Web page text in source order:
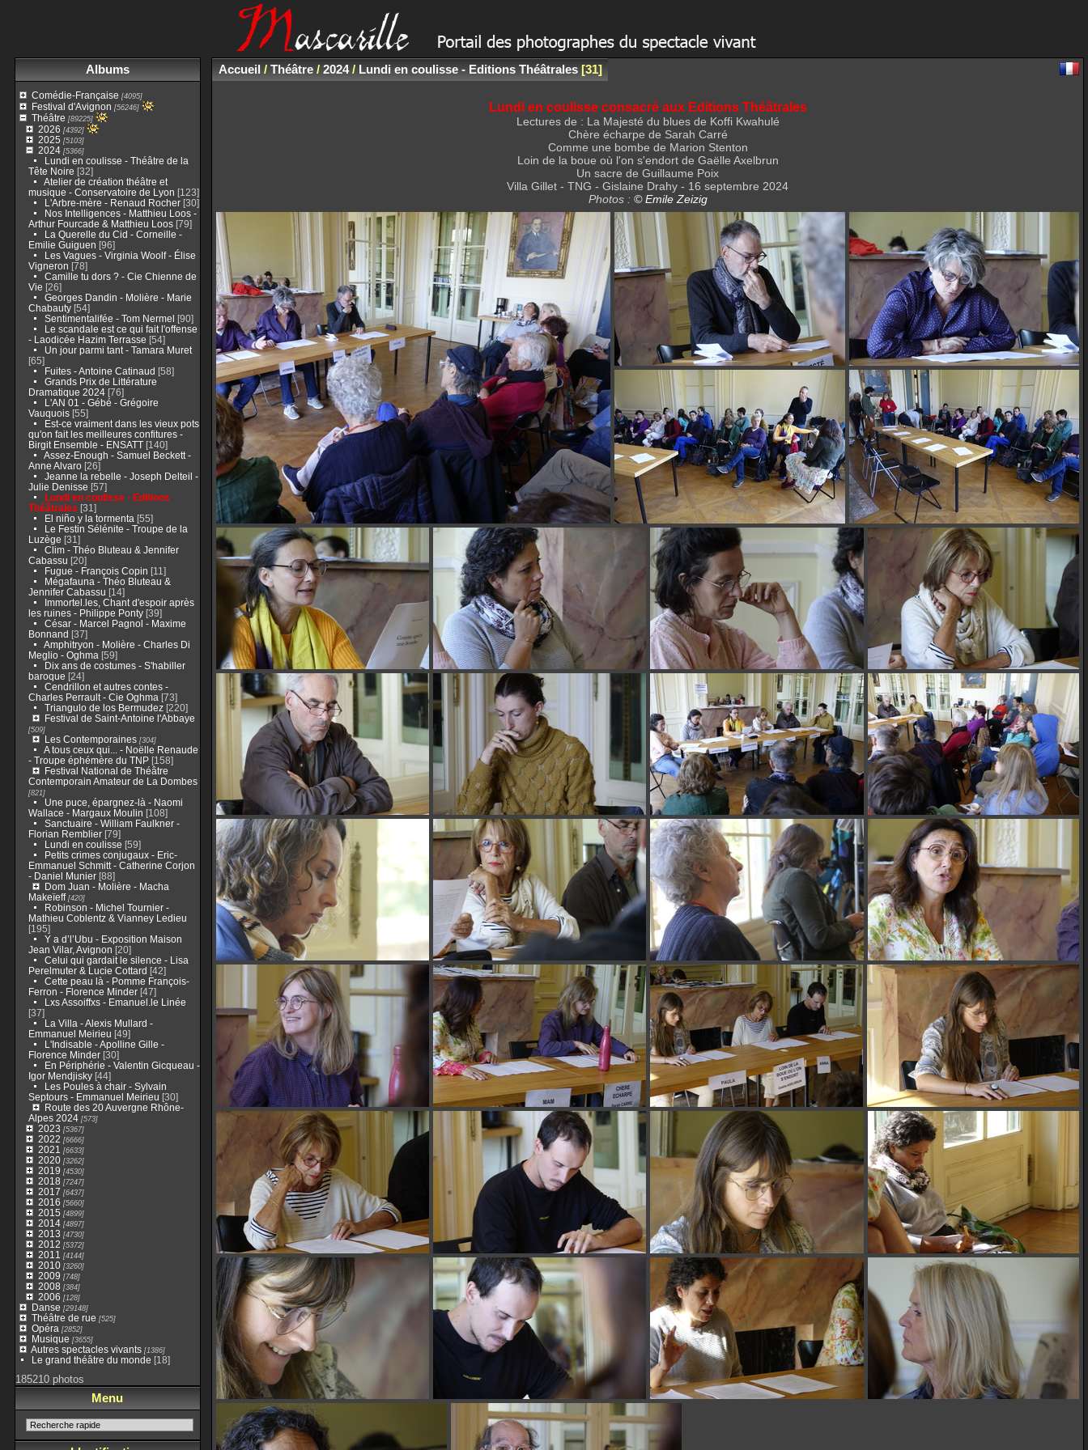
Albums
Comédie-Française [4095]
Festival d'Avignon [56246]
Théâtre [89225]
2026 [4392]
2025 [5103]
2024[5366]
Lundi en coulisse - Théâtre de la
Tête Noire [32]
Atelier de création théâtre et
musique - Conservatoire de Lyon [123]
L'Arbre-mère - Renaud Rocher[30]
Nos Intelligences - Matthieu Loos -
Arthur Fourcade & Matthieu Loos[79]
La Querelle du Cid - Corneille -
Emilie Guiguen [96]
Les Vagues - Virginia Woolf - Élise
Vigneron [78]
Camille tu dors ? - Cie Chienne de
Vie [26]
Georges Dandin - Molière - Marie
Chabauty[54]
Sentimentalifée - Tom Nermel [90]
Le scandale est ce qui fait l'offense
- Laodicée Hazim Terrasse [54]
Un jour parmi tant - Tamara Muret
[65]
Fuites - Antoine Catinaud [58]
Grands Prix de Littérature
Dramatique 2024[76]
L'AN 01 - Gébé - Grégoire
Vauquois[55]
Est-ce vraiment dans les vieux pots
qu'on fait les meilleures confitures -
Birgit Ensemble - ENSATT[140]
Assez-Enough - Samuel Beckett -
Anne Alvaro[26]
Jeanne la rebelle - Joseph Delteil -
Julie Denisse [57]
Lundi en coulisse - Editions
Théâtrales [31]
El niño y la tormenta [55]
Le Festin Sélénite - Troupe de la
Luzège [31]
Clim - Théo Bluteau & Jennifer
Cabassu [20]
Fugue - François Copin [11]
Mégafauna - Théo Bluteau &
Jennifer Cabassu [14]
Immortel.les, Chant d'espoir après
les ruines - Philippe Ponty[39]
César - Marcel Pagnol - Maxime
Bonnand [37]
Amphitryon - Molière - Charles Di
Meglio - Oghma [59]
Dix ans de costumes - S'habiller
baroque [24]
Cendrillon et autres contes -
Charles Perrault - Cie Oghma [73]
Triangulo de los Bermudez[220]
Festival de Saint-Antoine l'Abbaye
[509]
Les Contemporaines[304]
A tous ceux qui... - Noëlle Renaude
- Troupe éphémère du TNP[158]
Festival National de Théâtre
Contemporain Amateur de La Dombes
[821]
Une puce, épargnez-là - Naomi
Wallace - Margaux Moulin [108]
Sanctuaire - William Faulkner -
Florian Remblier[79]
Lundi en coulisse [59]
Petits crimes conjugaux - Eric-
Emmanuel Schmitt - Catherine Corjon
- Daniel Munier[88]
Dom Juan - Molière - Macha
Makeïeff[420]
Robinson - Michel Tournier -
Mathieu Coblentz & Vianney Ledieu
[195]
Y a d’l’Ubu - Exposition Maison
Jean Vilar, Avignon [20]
Celui qui gardait le silence - Lisa
Perelmuter & Lucie Cottard [42]
Cette peau là - Pomme François-
Ferron - Florence Minder[47]
Lxs Assoiffxs - Emanuel.le Linée
[37]
La Villa - Alexis Mullard -
Emmanuel Meirieu [49]
L'Indisable - Apolline Gille -
Florence Minder[30]
En Périphérie - Valentin Gicqueau -
Igor Mendjisky[44]
Les Poules à chair - Sylvain
Septours - Emmanuel Meirieu [30]
Route des 20 Auvergne Rhône-
Alpes 2024[573]
2023 [5367]
2022 [6666]
2021 [6633]
2020[3262]
2019 [4530]
2018 [7247]
2017 [6437]
2016 [5660]
2015 [4899]
2014[4897]
2013 [4730]
2012 [5372]
2011 [4144]
2010[3260]
2009 [748]
2008 [384]
2006 [128]
Danse [29148]
Théâtre de rue [525]
Opéra [2852]
Musique [3655]
Autres spectacles vivants[1386]
Le grand théâtre du monde [18]
185210 photos
Menu
Accueil/ Théâtre/ 2024/ Lundi en coulisse - Editions Théâtrales 31
Lundi en coulisse consacré aux Editions Théâtrales
Lectures de : La Majesté du blues de Koffi Kwahulé
Chère écharpe de Sarah Carré
Comme une bombe de Marion Stenton
Loin de la boue où l'on s'endort de Gaëlle Axelbrun
Un sacre de Guillaume Poix
Villa Gillet - TNG - Gislaine Drahy - 16 septembre 2024
Photos : © Emile Zeizig